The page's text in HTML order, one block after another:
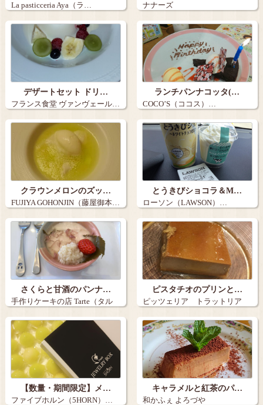
La pasticceria Aya（ラ… ナナーズ
デザートセット ドリ…
フランス食堂 ヴァンヴェール…
ランチパンナコッタ(…
COCO’S（ココス）…
クラウンメロンのズッ…
FUJIYA GOHONJIN（藤屋御本…
とうきびショコラ＆M…
ローソン（LAWSON）…
さくらと甘酒のパンナ…
手作りケーキの店 Tarte（タル
ト）…
ピスタチオのプリンと…
ピッツェリア トラットリア
ラコッテ…
【数量・期間限定】メ…
ファイブホルン（5HORN）…
キャラメルと紅茶のパ…
和かふぇ よろづや